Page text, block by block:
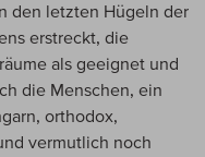
den letzten Hügeln der
erstreckt, die
als geeignet und
die Menschen, ein
orthodox,
vermutlich noch